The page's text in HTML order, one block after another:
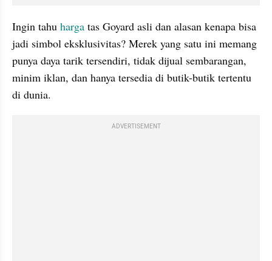
Ingin tahu harga tas Goyard asli dan alasan kenapa bisa
jadi simbol eksklusivitas? Merek yang satu ini memang
punya daya tarik tersendiri, tidak dijual sembarangan,
minim iklan, dan hanya tersedia di butik-butik tertentu
di dunia.
ADVERTISEMENT